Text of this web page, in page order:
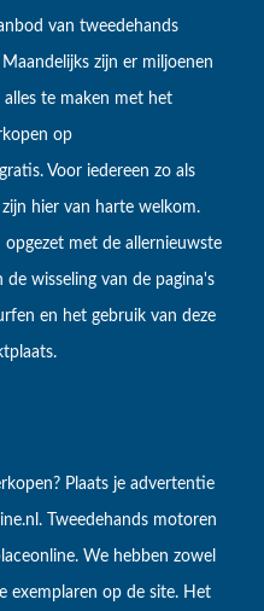
van tweedehands
zijn er miljoenen
te maken met het
op
Voor iedereen zo als
hier van harte welkom.
opgezet met de allernieuwste
de wisseling van de pagina's
en het gebruik van deze
Plaats je advertentie
Tweedehands motoren
We hebben zowel
exemplaren op de site. Het